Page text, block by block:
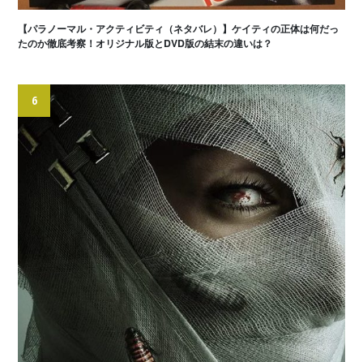
【パラノーマル・アクティビティ（ネタバレ）】ケイティの正体は何だっ
たのか徹底考察！オリジナル版とDVD版の結末の違いは？
6